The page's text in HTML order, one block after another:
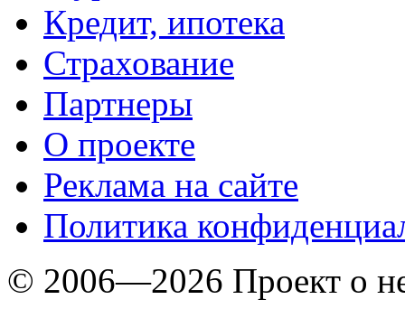
Кредит, ипотека
Страхование
Партнеры
O проекте
Реклама на сайте
Политика
© 2006—2026 Проект о